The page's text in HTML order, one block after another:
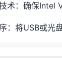
术：确保Intel
：将USB或光